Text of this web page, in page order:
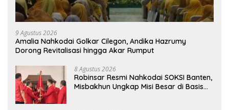
9 Agustus 2026
Amalia Nahkodai Golkar Cilegon, Andika Hazrumy
Dorong Revitalisasi hingga Akar Rumput
8 Agustus 2026
Robinsar Resmi Nahkodai SOKSI Banten,
Misbakhun Ungkap Misi Besar di Basis